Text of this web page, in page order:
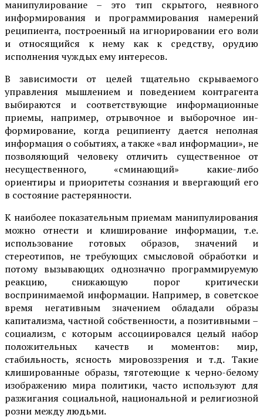
манипулирование – это тип скрытого, неявного
информирования и программирования намерений
реципиента, пост­роенный на игнорировании его воли
и относящийся к нему как к средству, орудию
исполнения чуждых ему интересов.
В зависимости от целей тщательно скрываемого
управления мыш­лением и поведением контрагента
выбираются и соответствующие информационные
приемы, например, отрывочное и выборочное ин­
формирование, когда реципиенту дается неполная
информация о со­бытиях, а также «вал информации», не
позволяющий человеку отли­чить существенное от
несущественного, «сминающий» какие-либо
ориентиры и приоритеты сознания и ввергающий его
в состояние растерянности.
К наиболее показательным приемам манипулирова­ния
можно отнести и клиширование информации, т.е.
использование готовых образов, значений и
стереотипов, не требующих смысловой обработки и
потому вызывающих однозначно программируемую
ре­акцию, снижающую порог критически
воспринимаемой информации. Например, в советское
время негативным значением обладали обра­зы
капитализма, частной собственности, а позитивными –
социа­лизм, с которым ассоциировался целый набор
положительных ка­честв и моментов: мир,
стабильность, ясность мировоззрения и т.д. Такие
клишированные образы, тяготеющие к черно-белому
изобра­жению мира политики, часто используют для
разжигания социаль­ной, национальной и религиозной
розни между людьми.